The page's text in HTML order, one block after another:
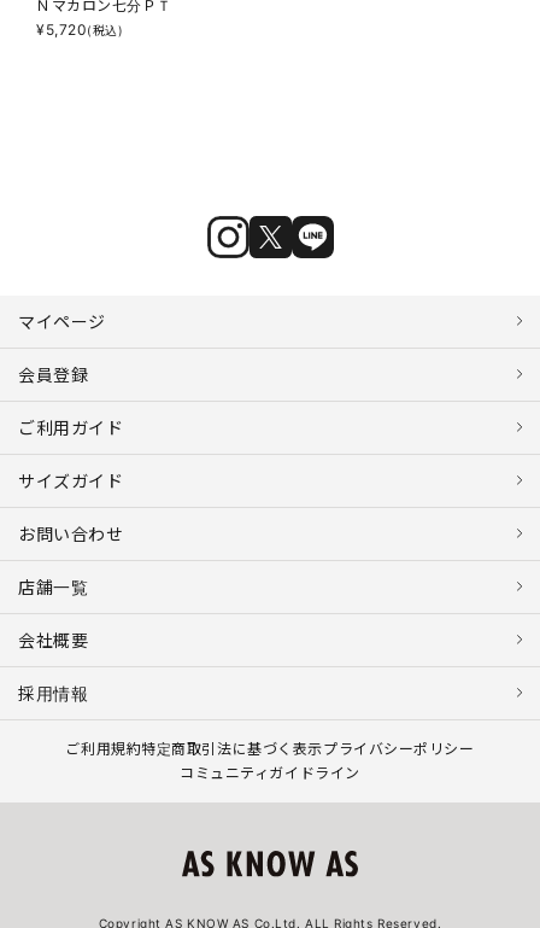
Ｎマカロン七分ＰＴ
¥5,720(税込)
マイページ
会員登録
ご利用ガイド
サイズガイド
お問い合わせ
店舗一覧
会社概要
採用情報
ご利用規約特定商取引法に基づく表示プライバシーポリシー
コミュニティガイドライン
Copyright AS KNOW AS Co.Ltd. ALL Rights Reserved.